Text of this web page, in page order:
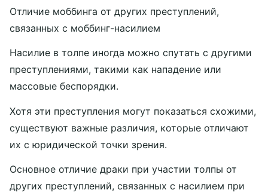
Отличие моббинга от других преступлений,
связанных с моббинг-насилием
Насилие в толпе иногда можно спутать с другими
преступлениями, такими как нападение или
массовые беспорядки.
Хотя эти преступления могут показаться схожими,
существуют важные различия, которые отличают
их с юридической точки зрения.
Основное отличие драки при участии толпы от
других преступлений, связанных с насилием при